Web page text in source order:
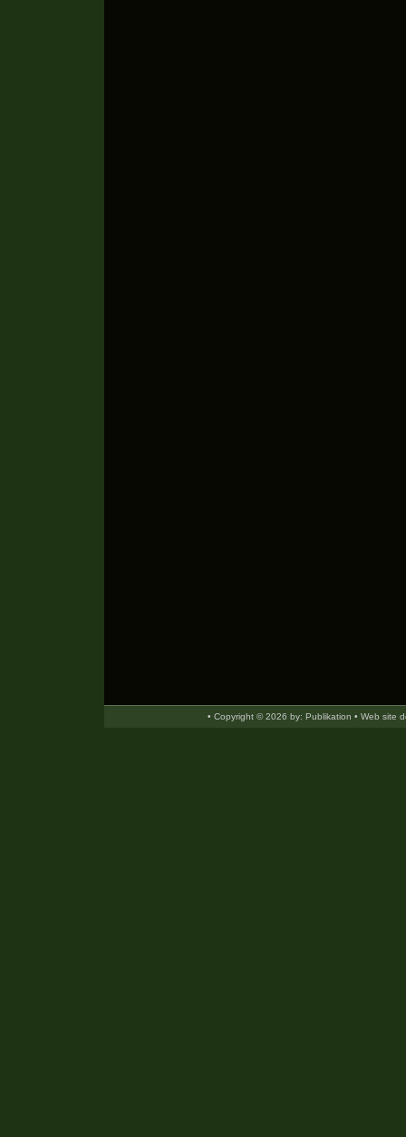
• Copyright © 2026 by: Publikation • Web site